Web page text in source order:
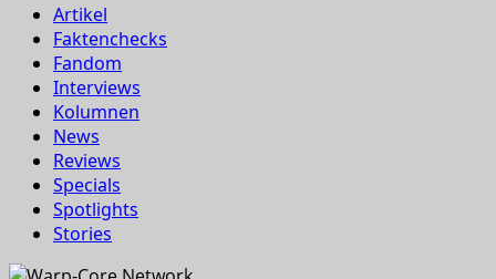
Artikel
Faktenchecks
Fandom
Interviews
Kolumnen
News
Reviews
Specials
Spotlights
Stories